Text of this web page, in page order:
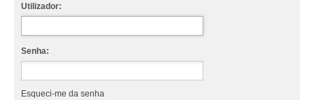
Utilizador:
Senha:
Esqueci-me da senha